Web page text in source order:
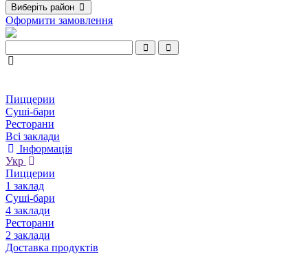
Виберіть район
Оформити замовлення
Пиццерии
Суші-бари
Ресторани
Всі заклади
Інформація
Укр
Пиццерии
1 заклад
Суші-бари
4 заклади
Ресторани
2 заклади
Доставка продуктів